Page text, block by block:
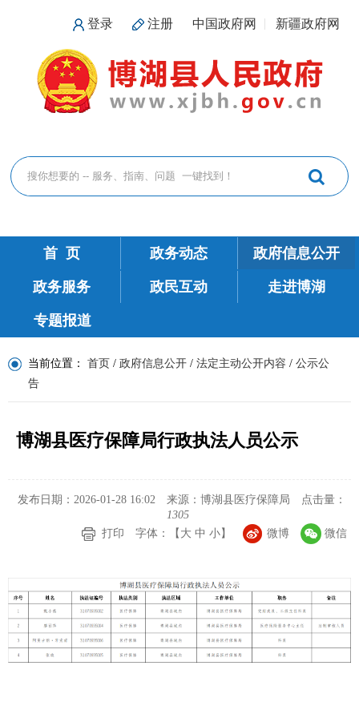
登录 注册 中国政府网 新疆政府网
首 页 政务动态 政府信息公开
政务服务 政民互动 走进博湖
专题报道
当前位置： 首页 / 政府信息公开 / 法定主动公开内容 / 公示公
告
博湖县医疗保障局行政执法人员公示
发布日期：2026-01-28 16:02 来源：博湖县医疗保障局
点击量：
1305
打印
字体：【 大 中 小】 微博 微信